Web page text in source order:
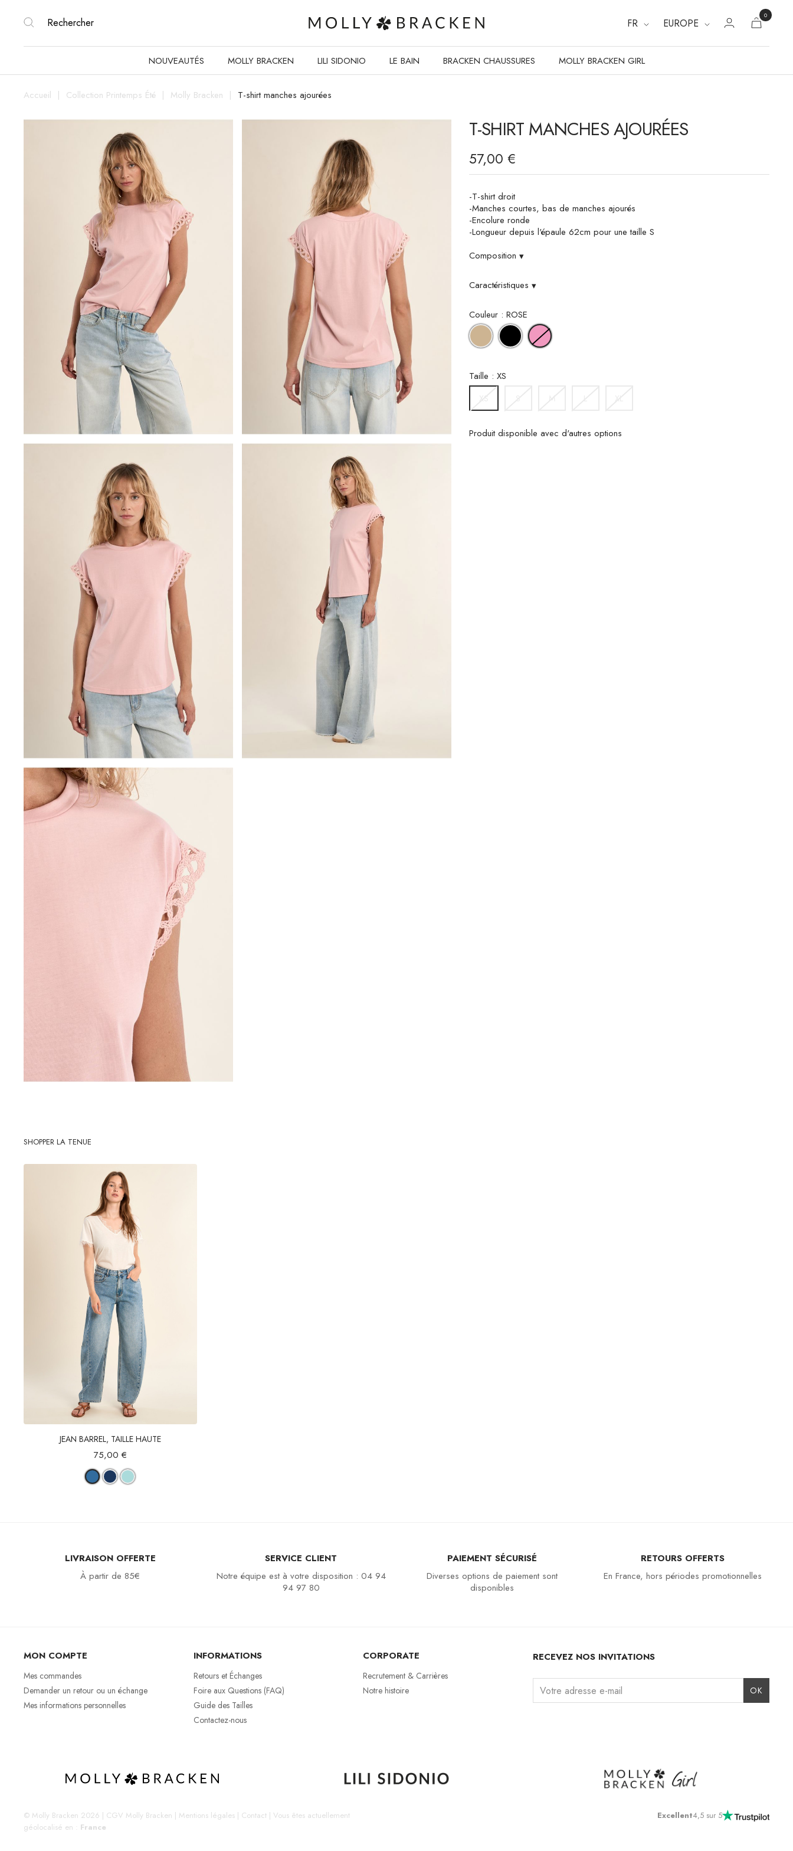
FR EUROPE
0
NOUVEAUTÉS MOLLY BRACKEN LILI SIDONIO LE BAIN BRACKEN CHAUSSURES MOLLY BRACKEN GIRL
Accueil Collection Printemps Été Molly Bracken T-shirt manches ajourées
T-SHIRT MANCHES AJOURÉES
57,00 €
-T-shirt droit
-Manches courtes, bas de manches ajourés
-Encolure ronde
-Longueur depuis l'épaule 62cm pour une taille S
Composition ▾
Caractéristiques ▾
Couleur : ROSE
BEIGE NOIR ROSE
Taille : XS
Produit disponible avec d'autres options
SHOPPER LA TENUE
Aperçu rapide
JEAN BARREL, TAILLE HAUTE
75,00 €
LIVRAISON OFFERTE
À partir de 85€
SERVICE CLIENT
Notre équipe est à votre disposition : 04 94
94 97 80
PAIEMENT SÉCURISÉ
Diverses options de paiement sont
disponibles
RETOURS OFFERTS
En France, hors périodes promotionnelles
MON COMPTE
Mes commandes
Demander un retour ou un échange
Mes informations personnelles
INFORMATIONS
Retours et Échanges
Foire aux Questions (FAQ)
Guide des Tailles
Contactez-nous
CORPORATE
Recrutement & Carrières
Notre histoire
RECEVEZ NOS INVITATIONS
© Molly Bracken 2026 | CGV Molly Bracken | Mentions légales | Contact | Vous êtes actuellement
géolocalisé en : France
Excellent4,5 sur 5